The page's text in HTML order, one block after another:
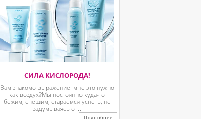
СИЛА КИСЛОРОДА!
Вам знакомо выражение: мне это нужно
как воздух?Мы постоянно куда-то
бежим, спешим, стараемся успеть, не
задумываясь о ...